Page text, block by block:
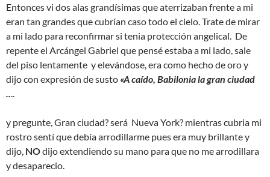
Entonces vi dos alas grandísimas que aterrizaban frente a mi
eran tan grandes que cubrían caso todo el cielo. Trate de mirar
a mi lado para reconfirmar si tenia protección angelical. De
repente el Arcángel Gabriel que pensé estaba a mi lado, sale
del piso lentamente y elevándose, era como hecho de oro y
dijo con expresión de susto «A caído, Babilonia la gran ciudad
y pregunte, Gran ciudad? será Nueva York? mientras cubria mi
rostro sentí que debía arrodillarme pues era muy brillante y
dijo, NOdijo extendiendo su mano para que no me arrodillara
y desaparecio.